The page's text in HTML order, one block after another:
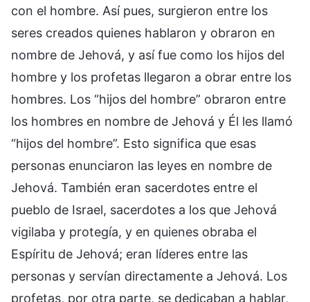
con el hombre. Así pues, surgieron entre los
seres creados quienes hablaron y obraron en
nombre de Jehová, y así fue como los hijos del
hombre y los profetas llegaron a obrar entre los
hombres. Los “hijos del hombre” obraron entre
los hombres en nombre de Jehová y Él les llamó
“hijos del hombre”. Esto significa que esas
personas enunciaron las leyes en nombre de
Jehová. También eran sacerdotes entre el
pueblo de Israel, sacerdotes a los que Jehová
vigilaba y protegía, y en quienes obraba el
Espíritu de Jehová; eran líderes entre las
personas y servían directamente a Jehová. Los
profetas, por otra parte, se dedicaban a hablar,